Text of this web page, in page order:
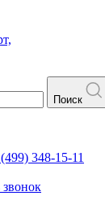
Поиск
348-15-11
звонок